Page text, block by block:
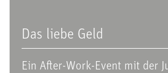
Das liebe Geld
Ein After-Work-Event mit der